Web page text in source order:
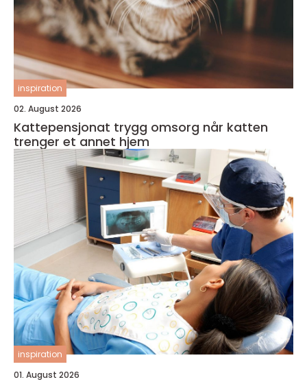
inspiration
02. August 2026
Kattepensjonat trygg omsorg når katten
trenger et annet hjem
inspiration
01. August 2026